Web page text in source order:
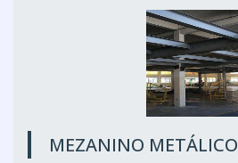
MEZANINO METÁLICO